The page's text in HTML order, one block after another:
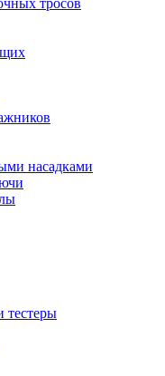
тросов
насадками
тестеры